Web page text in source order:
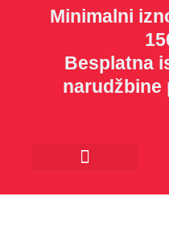
Minimalni
Besplatna
narudžbine